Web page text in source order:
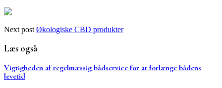
Next post Økologiske CBD produkter
Læs også
Vigtigheden af regelmæssig bådservice for at forlænge bådens
levetid